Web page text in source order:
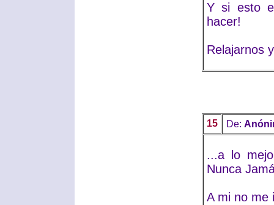
Y si esto
hacer!
Relajarnos
15 De:
...a lo
Nunca
A mi no me